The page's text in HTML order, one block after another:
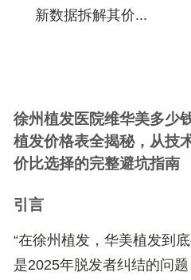
新数据拆解其价...
徐州植发医院维华美多少
植发价格表全揭秘，从技
价比选择的完整避坑指南
引言
“在徐州植发， 华美植发到
是2025年脱发者纠结的问